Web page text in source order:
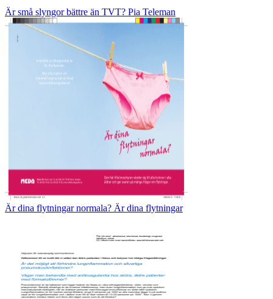
Är små slyngor bättre än TVT? Pia Teleman
Är dina flytningar normala? Är dina flytningar